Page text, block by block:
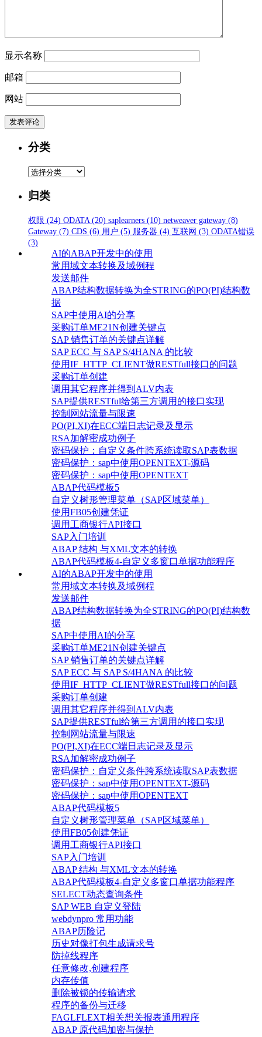
显示名称
邮箱
网站
分类
分
归类
权限 (24) ODATA (20) saplearners (10) netweaver gateway (8)
Gateway (7) CDS (6) 用户 (5) 服务器 (4) 互联网 (3) ODATA错误
(3)
AI的ABAP开发中的使用
常用域文本转换及域例程
发送邮件
ABAP结构数据转换为全STRING的PO(PI)结构数
据
SAP中使用AI的分享
采购订单ME21N创建关键点
SAP 销售订单的关键点详解
SAP ECC 与 SAP S/4HANA 的比较
使用IF_HTTP_CLIENT做RESTfull接口的问题
采购订单创建
调用其它程序并得到ALV内表
SAP提供RESTful给第三方调用的接口实现
控制网站流量与限速
PO(PI,XI)在ECC端日志记录及显示
RSA加解密成功例子
密码保护：自定义条件跨系统读取SAP表数据
密码保护：sap中使用OPENTEXT-源码
密码保护：sap中使用OPENTEXT
ABAP代码模板5
自定义树形管理菜单（SAP区域菜单）
使用FB05创建凭证
调用工商银行API接口
SAP入门培训
ABAP 结构 与XML文本的转换
ABAP代码模板4-自定义多窗口单据功能程序
AI的ABAP开发中的使用
常用域文本转换及域例程
发送邮件
ABAP结构数据转换为全STRING的PO(PI)结构数
据
SAP中使用AI的分享
采购订单ME21N创建关键点
SAP 销售订单的关键点详解
SAP ECC 与 SAP S/4HANA 的比较
使用IF_HTTP_CLIENT做RESTfull接口的问题
采购订单创建
调用其它程序并得到ALV内表
SAP提供RESTful给第三方调用的接口实现
控制网站流量与限速
PO(PI,XI)在ECC端日志记录及显示
RSA加解密成功例子
密码保护：自定义条件跨系统读取SAP表数据
密码保护：sap中使用OPENTEXT-源码
密码保护：sap中使用OPENTEXT
ABAP代码模板5
自定义树形管理菜单（SAP区域菜单）
使用FB05创建凭证
调用工商银行API接口
SAP入门培训
ABAP 结构 与XML文本的转换
ABAP代码模板4-自定义多窗口单据功能程序
SELECT动态查询条件
SAP WEB 自定义登陆
webdynpro 常用功能
ABAP历险记
历史对像打包生成请求号
防掉线程序
任意修改,创建程序
内存传值
删除被锁的传输请求
程序的备份与迁移
FAGLFLEXT相关想关报表通用程序
ABAP 原代码加密与保护